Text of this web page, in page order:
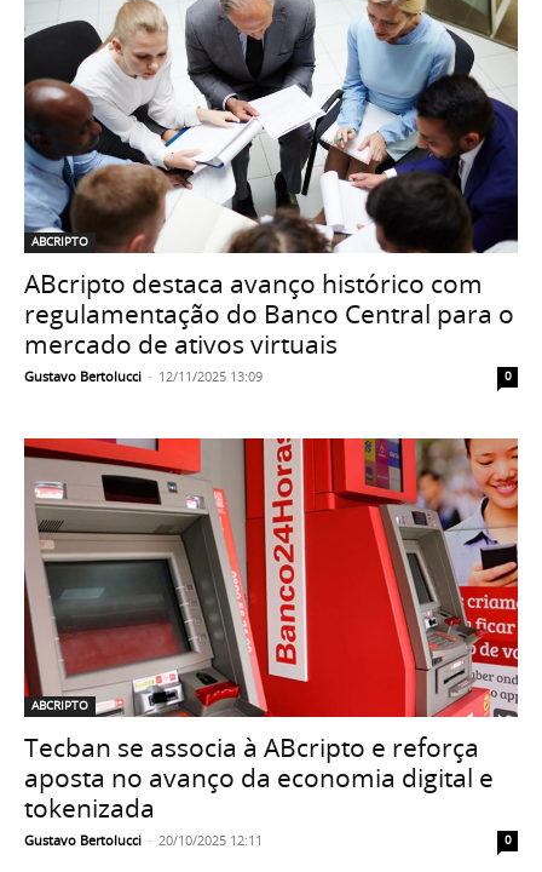
ABCRIPTO
ABcripto destaca avanço histórico com
regulamentação do Banco Central para o
mercado de ativos virtuais
Gustavo Bertolucci - 12/11/2025 13:09 0
ABCRIPTO
Tecban se associa à ABcripto e reforça
aposta no avanço da economia digital e
tokenizada
Gustavo Bertolucci - 20/10/2025 12:11 0